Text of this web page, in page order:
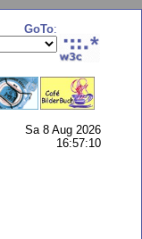
GoTo:
Sa 8 Aug 2026
16:57:10